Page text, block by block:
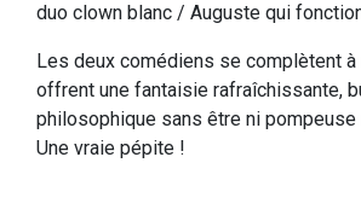
duo clown blanc / Auguste qui
Les deux comédiens se complètent
offrent une fantaisie rafraîchissante,
philosophique sans être ni pompeuse
Une vraie pépite !